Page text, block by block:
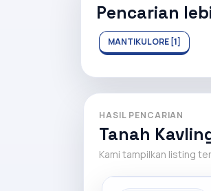
Pencarian
MANTIKULORE [1]
HASIL PENCARIAN
Tanah
Kami tampilkan listing